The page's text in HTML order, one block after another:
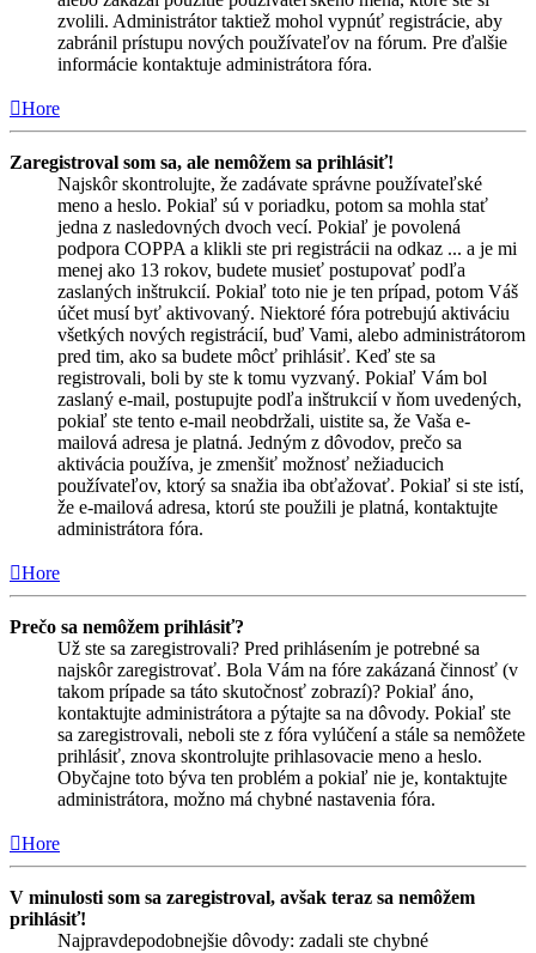
zvolili. Administrátor taktiež mohol vypnúť registrácie, aby
zabránil prístupu nových používateľov na fórum. Pre ďalšie
informácie kontaktuje administrátora fóra.
Hore
Zaregistroval som sa, ale nemôžem sa prihlásiť!
Najskôr skontrolujte, že zadávate správne používateľské
meno a heslo. Pokiaľ sú v poriadku, potom sa mohla stať
jedna z nasledovných dvoch vecí. Pokiaľ je povolená
podpora COPPA a klikli ste pri registrácii na odkaz ... a je mi
menej ako 13 rokov, budete musieť postupovať podľa
zaslaných inštrukcií. Pokiaľ toto nie je ten prípad, potom Váš
účet musí byť aktivovaný. Niektoré fóra potrebujú aktiváciu
všetkých nových registrácií, buď Vami, alebo administrátorom
pred tim, ako sa budete môcť prihlásiť. Keď ste sa
registrovali, boli by ste k tomu vyzvaný. Pokiaľ Vám bol
zaslaný e-mail, postupujte podľa inštrukcií v ňom uvedených,
pokiaľ ste tento e-mail neobdržali, uistite sa, že Vaša e-
mailová adresa je platná. Jedným z dôvodov, prečo sa
aktivácia používa, je zmenšiť možnosť nežiaducich
používateľov, ktorý sa snažia iba obťažovať. Pokiaľ si ste istí,
že e-mailová adresa, ktorú ste použili je platná, kontaktujte
administrátora fóra.
Hore
Prečo sa nemôžem prihlásiť?
Už ste sa zaregistrovali? Pred prihlásením je potrebné sa
najskôr zaregistrovať. Bola Vám na fóre zakázaná činnosť (v
takom prípade sa táto skutočnosť zobrazí)? Pokiaľ áno,
kontaktujte administrátora a pýtajte sa na dôvody. Pokiaľ ste
sa zaregistrovali, neboli ste z fóra vylúčení a stále sa nemôžete
prihlásiť, znova skontrolujte prihlasovacie meno a heslo.
Obyčajne toto býva ten problém a pokiaľ nie je, kontaktujte
administrátora, možno má chybné nastavenia fóra.
Hore
V minulosti som sa zaregistroval, avšak teraz sa nemôžem
prihlásiť!
Najpravdepodobnejšie dôvody: zadali ste chybné